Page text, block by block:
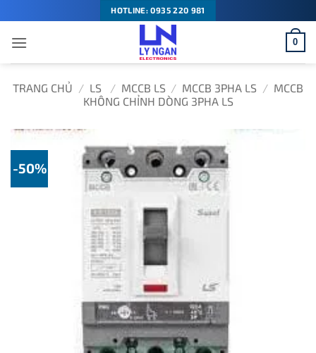
qua
nội
dung
HOTLINE: 0935 220 981
0
TRANG CHỦ / LS / MCCB LS / MCCB 3PHA LS / MCCB
KHÔNG CHỈNH DÒNG 3PHA LS
-50%